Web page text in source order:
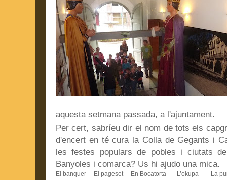
aquesta setmana passada, a l'ajuntament.
Per cert, sabríeu dir el nom de tots els
d'encert en té cura la Colla de Gegants i
les festes populars de pobles i ciutats
Banyoles i comarca? Us hi ajudo una mica.
El banquer El pageset En Bocatorta L’okupa La